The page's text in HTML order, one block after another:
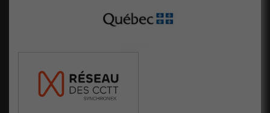
Marketing